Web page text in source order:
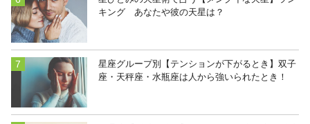
キング あなたや彼の天星は？
星座グループ別【テンションが下がるとき】双子
座・天秤座・水瓶座は人から強いられたとき！